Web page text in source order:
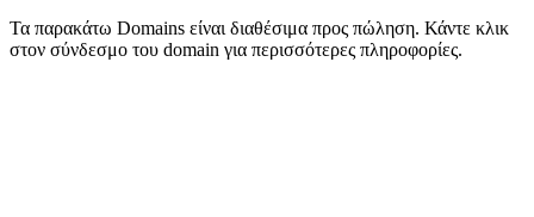
Τα παρακάτω Domains είναι διαθέσιμα προς πώληση. Κάντε κλικ
στον σύνδεσμο του domain για περισσότερες πληροφορίες.